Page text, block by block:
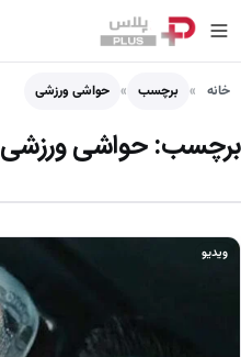
خانه برچسب حواشی ورزشی
برچسب:حواشی ورزشی
ویدیو